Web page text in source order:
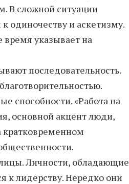
В сложной ситуации
одиночеству и аскетизму.
указывает на
последовательность.
способности. «Работа на
основной акцент люди,
Личности, обладающие
к лидерству. Нередко они